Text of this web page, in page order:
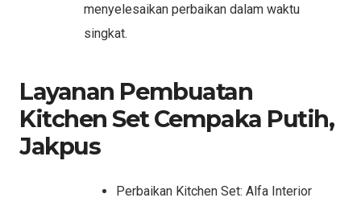
menyelesaikan perbaikan dalam waktu
singkat.
Layanan Pembuatan
Kitchen Set Cempaka Putih,
Jakpus
Perbaikan Kitchen Set: Alfa Interior